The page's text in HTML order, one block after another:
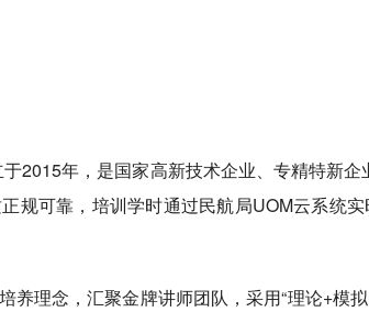
2015年，是国家高新技术企业、专精特新企
规可靠，培训学时通过民航局UOM云系统
理念，汇聚金牌讲师团队，采用“理论+模拟